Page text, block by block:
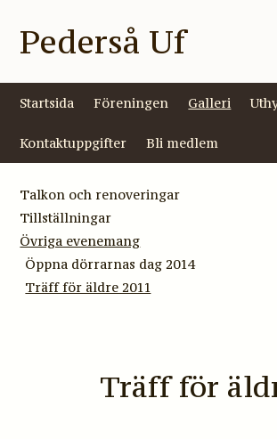
Pederså Uf
Startsida Föreningen Galleri
Kontaktuppgifter Bli medlem
Talkon och renoveringar
Tillställningar
Övriga evenemang
Öppna dörrarnas dag 2014
Träff för äldre 2011
Träff för